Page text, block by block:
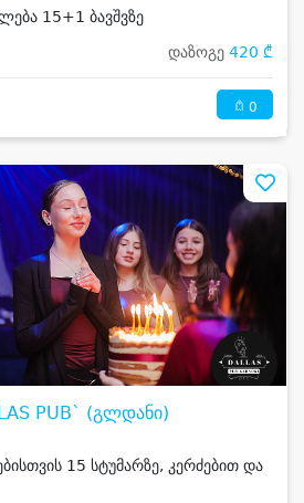
15+1 ბავშვზე
დაზოგე 420 ₾
0
PUB` (გლდანი)
15 სტუმარზე, კერძებით და